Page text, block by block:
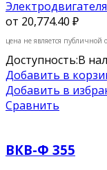
от 20,774.40 ₽
цена не является публичной
Доступность:В
Добавить в
Добавить в
Сравнить
ВКВ-Ф 355